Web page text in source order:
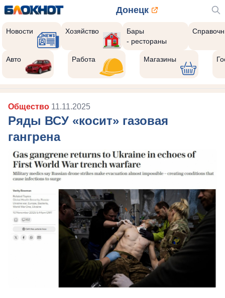
Донецк
Новости Хозяйство
Бары
- рестораны
Авто Работа Магазины
Общество 11.11.2025
Ряды ВСУ «косит» газовая
гангрена